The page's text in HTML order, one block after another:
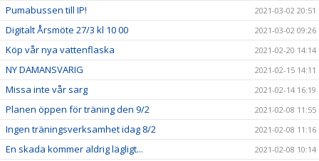
Pumabussen till IP! 2021-03-02 20:51
Digitalt Årsmöte 27/3 kl 10 00 2021-03-02 09:26
Köp vår nya vattenflaska 2021-02-20 14:14
NY DAMANSVARIG 2021-02-15 14:11
Missa inte vår sarg 2021-02-14 16:19
Planen öppen för träning den 9/2 2021-02-08 11:55
Ingen träningsverksamhet idag 8/2 2021-02-08 11:16
En skada kommer aldrig lägligt... 2021-02-08 10:14